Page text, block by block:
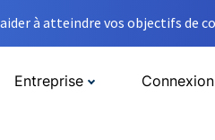
à atteindre vos objectifs de
Entreprise Connexion